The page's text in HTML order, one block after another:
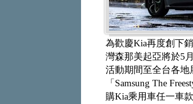
為歡慶Kia再度創下
灣森那美起亞將於5
活動期間至全台各地
「Samsung The
購Kia乘用車任一車